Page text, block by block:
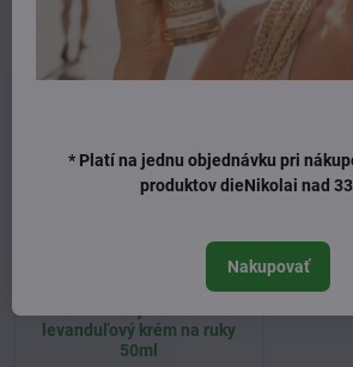
Naposledy ste si prezerali
levanduľový krém na ruky
50ml
* Platí na jednu objednávku pri
produktov dieNikolai nad 33
Nakupovať